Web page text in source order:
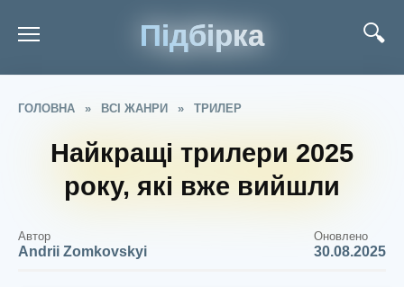
Підбірка
ГОЛОВНА » ВСІ ЖАНРИ » ТРИЛЕР
Найкращі трилери 2025
року, які вже вийшли
Автор
Andrii Zomkovskyi
Оновлено
30.08.2025